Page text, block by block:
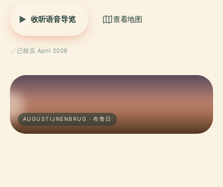
收听语音导览 查看地图
已核实 April 2026
AUGUSTIJNENBRUG · 布鲁日